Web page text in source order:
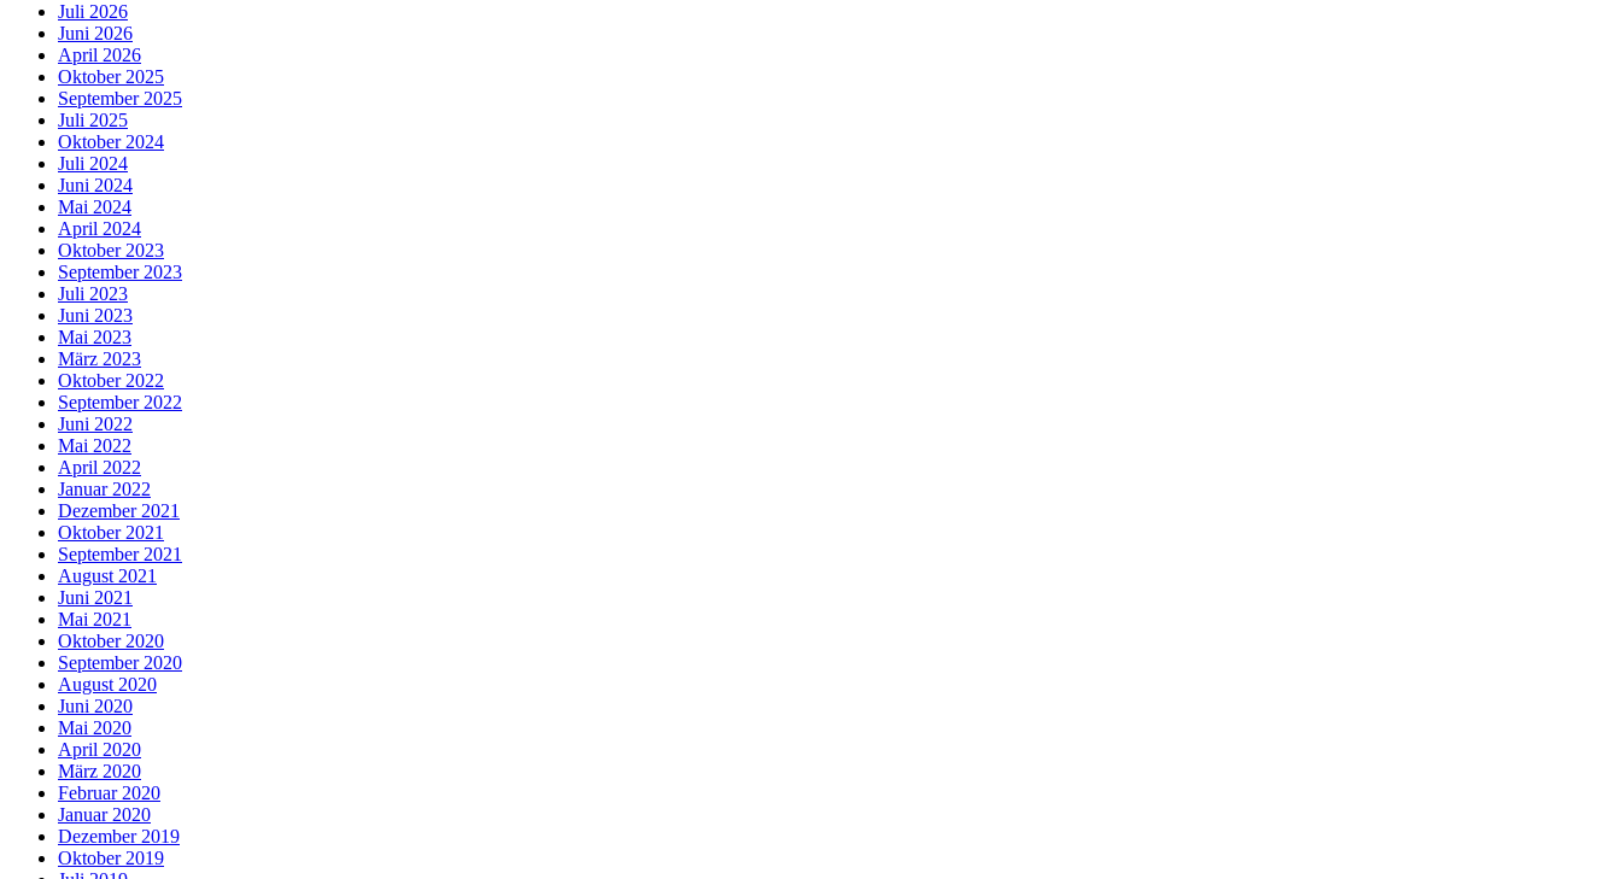
Juli 2026
Juni 2026
April 2026
Oktober 2025
September 2025
Juli 2025
Oktober 2024
Juli 2024
Juni 2024
Mai 2024
April 2024
Oktober 2023
September 2023
Juli 2023
Juni 2023
Mai 2023
März 2023
Oktober 2022
September 2022
Juni 2022
Mai 2022
April 2022
Januar 2022
Dezember 2021
Oktober 2021
September 2021
August 2021
Juni 2021
Mai 2021
Oktober 2020
September 2020
August 2020
Juni 2020
Mai 2020
April 2020
März 2020
Februar 2020
Januar 2020
Dezember 2019
Oktober 2019